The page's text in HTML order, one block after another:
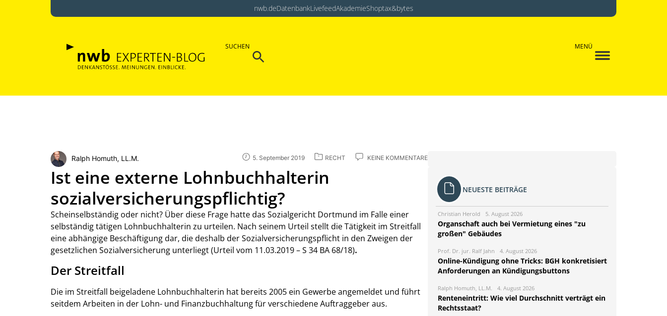
nwb.deDatenbankLivefeedAkademieShoptax&bytes
SUCHEN
Search
MENÜ
Ralph Homuth, LL.M. 5. September 2019 RECHT KEINE KOMMENTARE
Ist eine externe Lohnbuchhalterin
sozialversicherungspflichtig?
Scheinselbständig oder nicht? Über diese Frage hatte das Sozialgericht Dortmund im Falle einer
selbständig tätigen Lohnbuchhalterin zu urteilen. Nach seinem Urteil stellt die Tätigkeit im Streitfall
eine abhängige Beschäftigung dar, die deshalb der Sozialversicherungspflicht in den Zweigen der
gesetzlichen Sozialversicherung unterliegt (Urteil vom 11.03.2019 – S 34 BA 68/18).
Der Streitfall
Die im Streitfall beigeladene Lohnbuchhalterin hat bereits 2005 ein Gewerbe angemeldet und führt
seitdem Arbeiten in der Lohn- und Finanzbuchhaltung für verschiedene Auftraggeber aus.
NEUESTE BEITRÄGE
Christian Herold 5. August 2026
Organschaft auch bei Vermietung eines "zu
großen" Gebäudes
Prof. Dr. jur. Ralf Jahn 4. August 2026
Online-Kündigung ohne Tricks: BGH konkretisiert
Anforderungen an Kündigungsbuttons
Ralph Homuth, LL.M. 4. August 2026
Renteneintritt: Wie viel Durchschnitt verträgt ein
Rechtsstaat?